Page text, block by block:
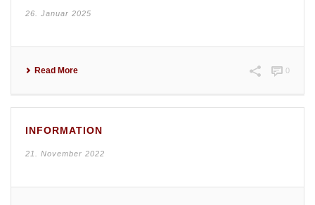
26. Januar 2025
Read More 0
INFORMATION
21. November 2022